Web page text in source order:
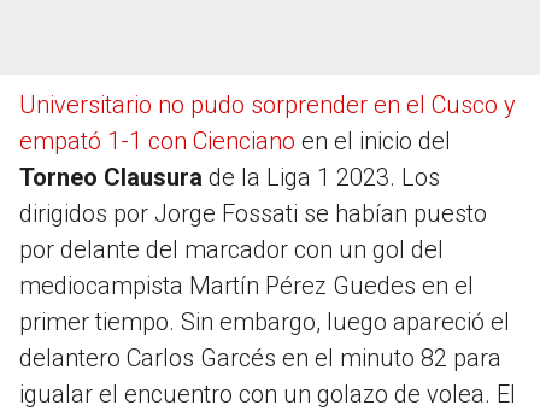
Universitario no pudo sorprender en el Cusco y
empató 1-1 con Cienciano en el inicio del
Torneo Clausura de la Liga 1 2023. Los
dirigidos por Jorge Fossati se habían puesto
por delante del marcador con un gol del
mediocampista Martín Pérez Guedes en el
primer tiempo. Sin embargo, luego apareció el
delantero Carlos Garcés en el minuto 82 para
igualar el encuentro con un golazo de volea. El